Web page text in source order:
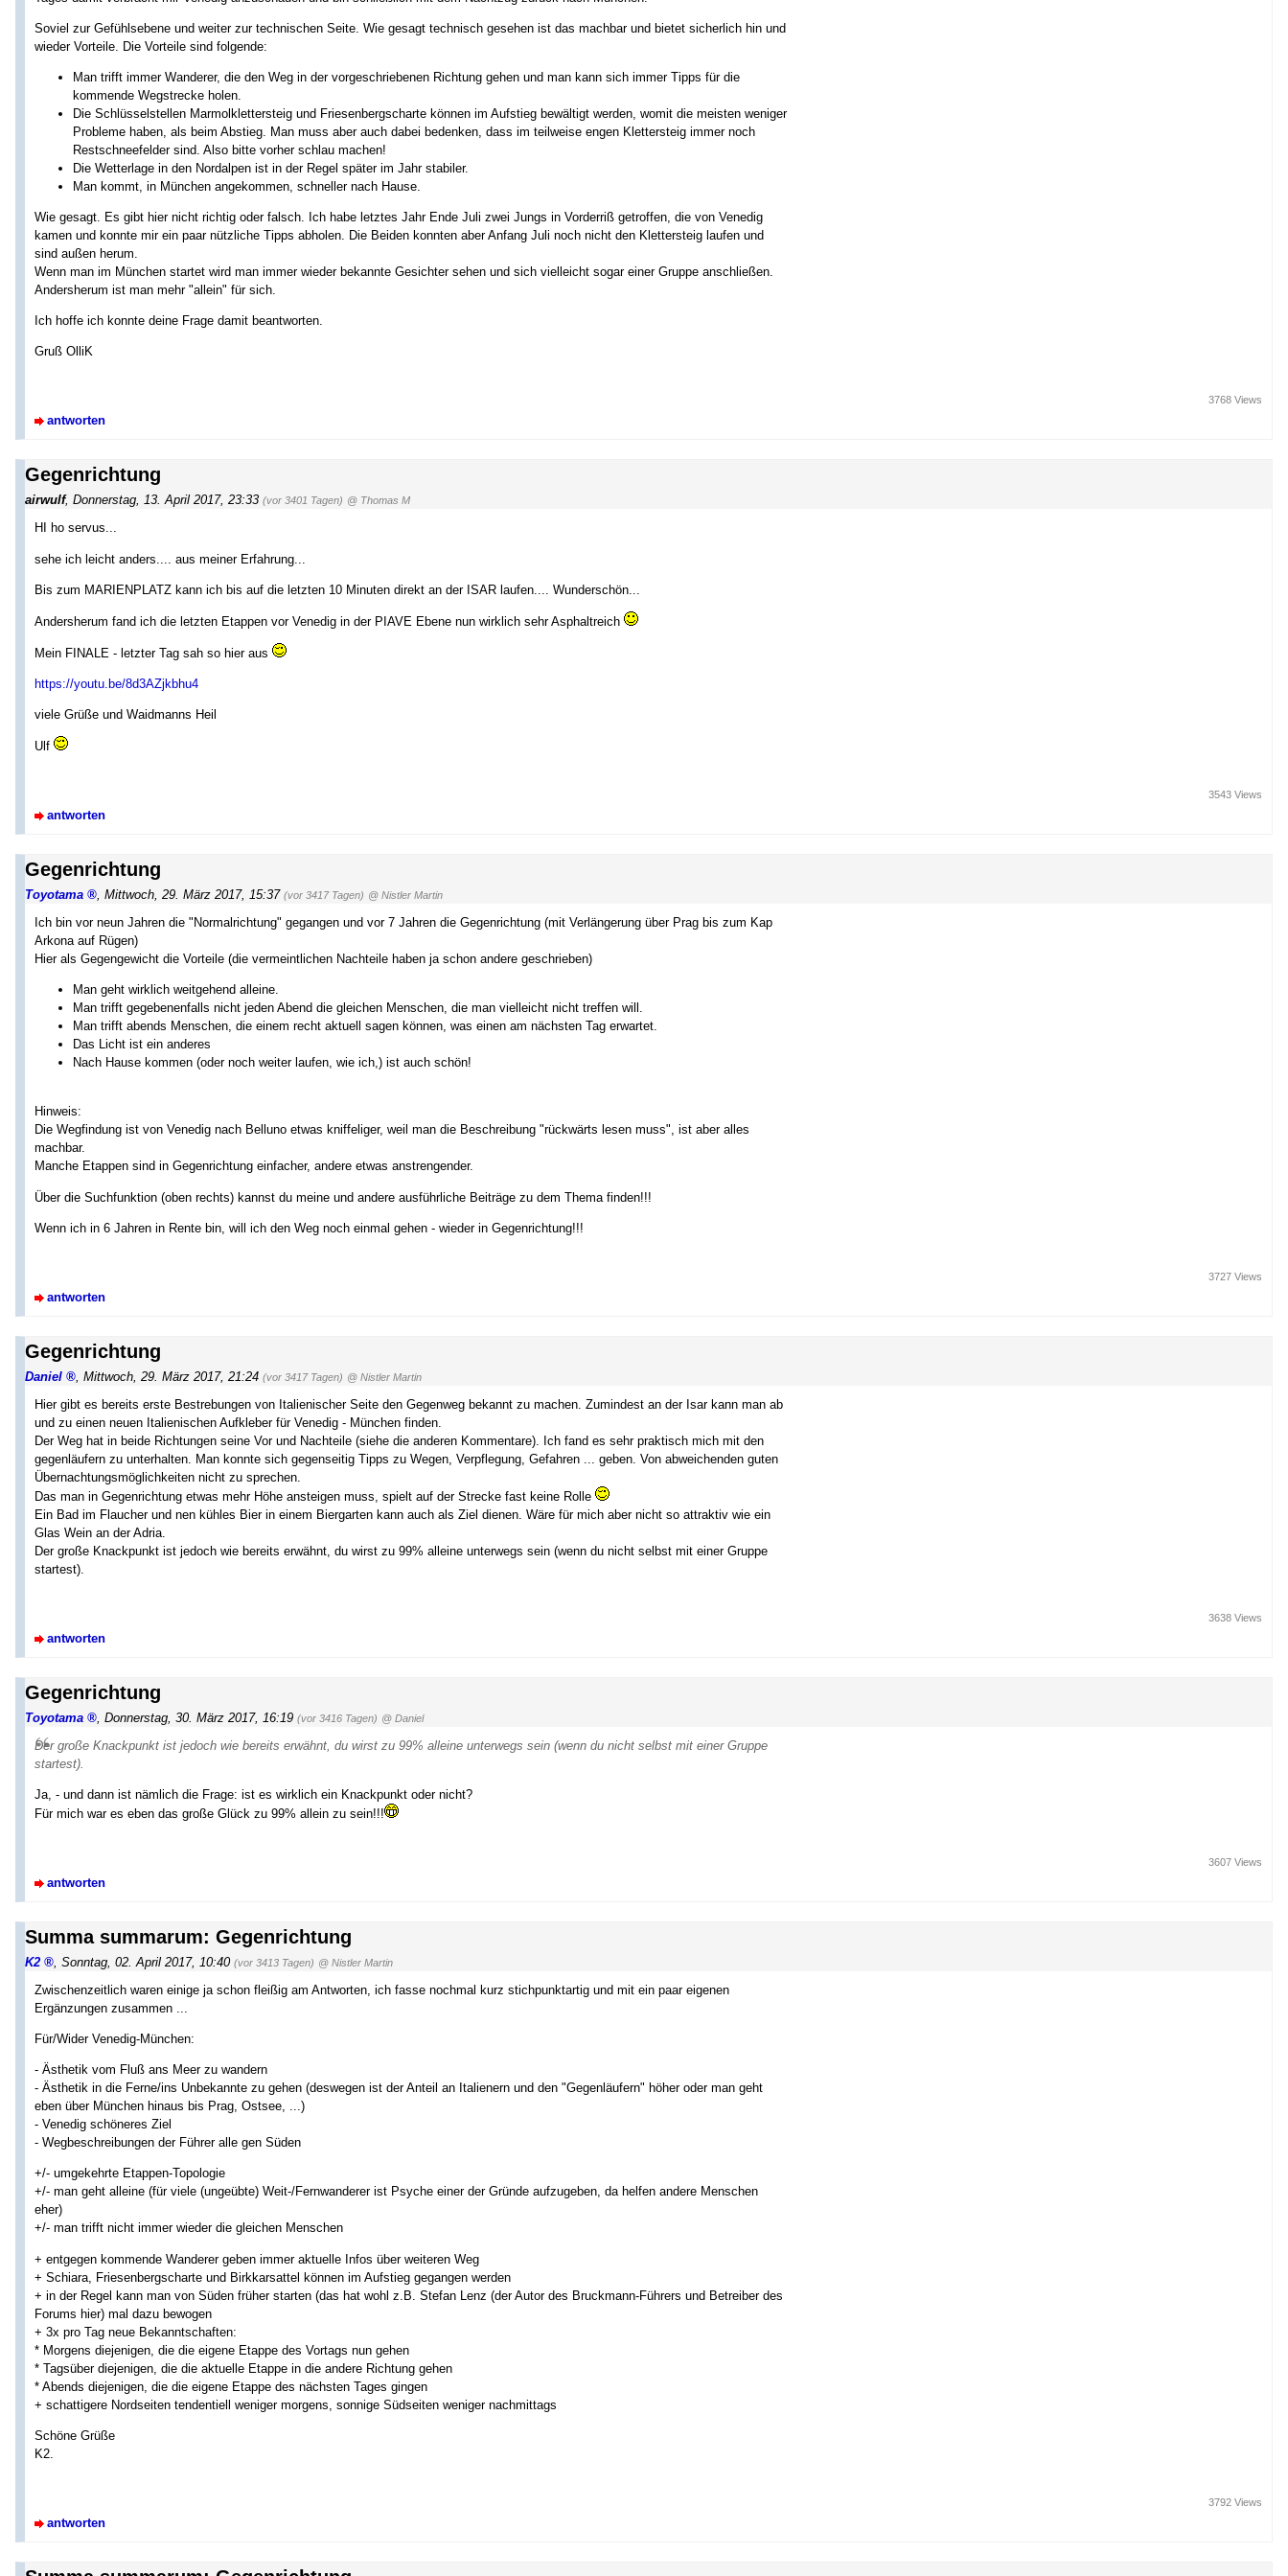
Soviel zur Gefühlsebene und weiter zur technischen Seite. Wie gesagt technisch gesehen ist das machbar und bietet sicherlich hin und
wieder Vorteile. Die Vorteile sind folgende:
Man trifft immer Wanderer, die den Weg in der vorgeschriebenen Richtung gehen und man kann sich immer Tipps für die
kommende Wegstrecke holen.
Die Schlüsselstellen Marmolklettersteig und Friesenbergscharte können im Aufstieg bewältigt werden, womit die meisten weniger
Probleme haben, als beim Abstieg. Man muss aber auch dabei bedenken, dass im teilweise engen Klettersteig immer noch
Restschneefelder sind. Also bitte vorher schlau machen!
Die Wetterlage in den Nordalpen ist in der Regel später im Jahr stabiler.
Man kommt, in München angekommen, schneller nach Hause.
Wie gesagt. Es gibt hier nicht richtig oder falsch. Ich habe letztes Jahr Ende Juli zwei Jungs in Vorderriß getroffen, die von Venedig
kamen und konnte mir ein paar nützliche Tipps abholen. Die Beiden konnten aber Anfang Juli noch nicht den Klettersteig laufen und
sind außen herum.
Wenn man im München startet wird man immer wieder bekannte Gesichter sehen und sich vielleicht sogar einer Gruppe anschließen.
Andersherum ist man mehr "allein" für sich.
Ich hoffe ich konnte deine Frage damit beantworten.
Gruß OlliK
antworten
3768 Views
Gegenrichtung
airwulf, Donnerstag, 13. April 2017, 23:33 (vor 3401 Tagen) @ Thomas M
HI ho servus...
sehe ich leicht anders.... aus meiner Erfahrung...
Bis zum MARIENPLATZ kann ich bis auf die letzten 10 Minuten direkt an der ISAR laufen.... Wunderschön...
Andersherum fand ich die letzten Etappen vor Venedig in der PIAVE Ebene nun wirklich sehr Asphaltreich
Mein FINALE - letzter Tag sah so hier aus
https://youtu.be/8d3AZjkbhu4
viele Grüße und Waidmanns Heil
Ulf
antworten
3543 Views
Gegenrichtung
Toyotama , Mittwoch, 29. März 2017, 15:37 (vor 3417 Tagen) @ Nistler Martin
Ich bin vor neun Jahren die "Normalrichtung" gegangen und vor 7 Jahren die Gegenrichtung (mit Verlängerung über Prag bis zum Kap
Arkona auf Rügen)
Hier als Gegengewicht die Vorteile (die vermeintlichen Nachteile haben ja schon andere geschrieben)
Man geht wirklich weitgehend alleine.
Man trifft gegebenenfalls nicht jeden Abend die gleichen Menschen, die man vielleicht nicht treffen will.
Man trifft abends Menschen, die einem recht aktuell sagen können, was einen am nächsten Tag erwartet.
Das Licht ist ein anderes
Nach Hause kommen (oder noch weiter laufen, wie ich,) ist auch schön!
Hinweis:
Die Wegfindung ist von Venedig nach Belluno etwas kniffeliger, weil man die Beschreibung "rückwärts lesen muss", ist aber alles
machbar.
Manche Etappen sind in Gegenrichtung einfacher, andere etwas anstrengender.
Über die Suchfunktion (oben rechts) kannst du meine und andere ausführliche Beiträge zu dem Thema finden!!!
Wenn ich in 6 Jahren in Rente bin, will ich den Weg noch einmal gehen - wieder in Gegenrichtung!!!
antworten
3727 Views
Gegenrichtung
Daniel Mittwoch, 29. März 2017, 21:24 (vor 3417 Tagen) @ Nistler Martin
Hier gibt es bereits erste Bestrebungen von Italienischer Seite den Gegenweg bekannt zu machen. Zumindest an der Isar kann man ab
und zu einen neuen Italienischen Aufkleber für Venedig - München finden.
Der Weg hat in beide Richtungen seine Vor und Nachteile (siehe die anderen Kommentare). Ich fand es sehr praktisch mich mit den
gegenläufern zu unterhalten. Man konnte sich gegenseitig Tipps zu Wegen, Verpflegung, Gefahren ... geben. Von abweichenden guten
Übernachtungsmöglichkeiten nicht zu sprechen.
Das man in Gegenrichtung etwas mehr Höhe ansteigen muss, spielt auf der Strecke fast keine Rolle
Ein Bad im Flaucher und nen kühles Bier in einem Biergarten kann auch als Ziel dienen. Wäre für mich aber nicht so attraktiv wie ein
Glas Wein an der Adria.
Der große Knackpunkt ist jedoch wie bereits erwähnt, du wirst zu 99% alleine unterwegs sein (wenn du nicht selbst mit einer Gruppe
startest).
antworten
3638 Views
Gegenrichtung
Toyotama Donnerstag, 30. März 2017, 16:19 (vor 3416 Tagen) @ Daniel
Der große Knackpunkt ist jedoch wie bereits erwähnt, du wirst zu 99% alleine unterwegs sein (wenn du nicht selbst mit einer Gruppe
startest).
Ja, - und dann ist nämlich die Frage: ist es wirklich ein Knackpunkt oder nicht?
Für mich war es eben das große Glück zu 99% allein zu sein!!!
antworten
3607 Views
Summa summarum: Gegenrichtung
K2 , Sonntag, 02. April 2017, 10:40 (vor 3413 Tagen) @ Nistler Martin
Zwischenzeitlich waren einige ja schon fleißig am Antworten, ich fasse nochmal kurz stichpunktartig und mit ein paar eigenen
Ergänzungen zusammen ...
Für/Wider Venedig-München:
- Ästhetik vom Fluß ans Meer zu wandern
- Ästhetik in die Ferne/ins Unbekannte zu gehen (deswegen ist der Anteil an Italienern und den "Gegenläufern" höher oder man geht
eben über München hinaus bis Prag, Ostsee, ...)
- Venedig schöneres Ziel
- Wegbeschreibungen der Führer alle gen Süden
+/- umgekehrte Etappen-Topologie
+/- man geht alleine (für viele (ungeübte) Weit-/Fernwanderer ist Psyche einer der Gründe aufzugeben, da helfen andere Menschen
eher)
+/- man trifft nicht immer wieder die gleichen Menschen
+ entgegen kommende Wanderer geben immer aktuelle Infos über weiteren Weg
+ Schiara, Friesenbergscharte und Birkkarsattel können im Aufstieg gegangen werden
+ in der Regel kann man von Süden früher starten (das hat wohl z.B. Stefan Lenz (der Autor des Bruckmann-Führers und Betreiber des
Forums hier) mal dazu bewogen
+ 3x pro Tag neue Bekanntschaften:
* Morgens diejenigen, die die eigene Etappe des Vortags nun gehen
* Tagsüber diejenigen, die die aktuelle Etappe in die andere Richtung gehen
* Abends diejenigen, die die eigene Etappe des nächsten Tages gingen
+ schattigere Nordseiten tendentiell weniger morgens, sonnige Südseiten weniger nachmittags
Schöne Grüße
K2.
antworten
3792 Views